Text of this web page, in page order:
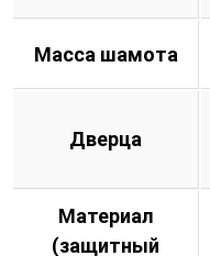
Масса шамота
Дверца
Материал
(защитный